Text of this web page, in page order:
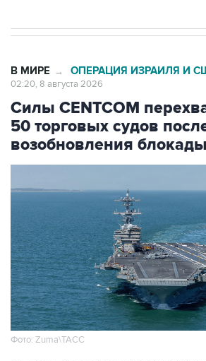
Силы CENTCOM
50 торговых судов после
возобновления
Фото: Zuma\ТАСС
Москва. 8 августа. INTERFAX.RU